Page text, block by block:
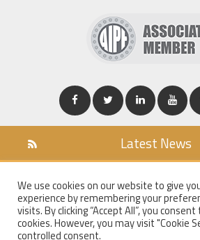
Latest News
COOKIES POLICY
PRIVACY POLICY
WT MAIL
We use cookies on our website to give
experience by remembering your
visits. By clicking “Accept All”, you
cookies. However, you may visit "Cookie
controlled consent.